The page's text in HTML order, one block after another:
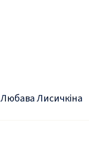
Любава Лисичкіна